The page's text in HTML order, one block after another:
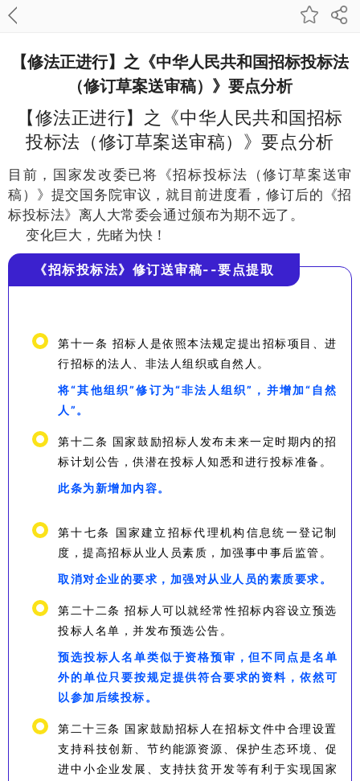
【修法正进行】之《中华人民共和国招标投标法
（修订草案送审稿）》要点分析
【修法正进行】之《中华人民共和国招标
投标法（修订草案送审稿）》要点分析
目前，国家发改委已将《招标投标法（修订草案送审
稿）》提交国务院审议，就目前进度看，修订后的《招
标投标法》离人大常委会通过颁布为期不远了。
变化巨大，先睹为快！
《招标投标法》修订送审稿--要点提取
第十一条 招标人是依照本法规定提出招标项目、进
行招标的法人、非法人组织或自然人。
将“其他组织”修订为“非法人组织”，并增加“自然
人”。
第十二条 国家鼓励招标人发布未来一定时期内的招
标计划公告，供潜在投标人知悉和进行投标准备。
此条为新增加内容。
第十七条 国家建立招标代理机构信息统一登记制
度，提高招标从业人员素质，加强事中事后监管。
取消对企业的要求，加强对从业人员的素质要求。
第二十二条 招标人可以就经常性招标内容设立预选
投标人名单，并发布预选公告。
预选投标人名单类似于资格预审，但不同点是名单
外的单位只要按规定提供符合要求的资料，依然可
以参加后续投标。
第二十三条 国家鼓励招标人在招标文件中合理设置
支持科技创新、节约能源资源、保护生态环境、促
进中小企业发展、支持扶贫开发等有利于实现国家